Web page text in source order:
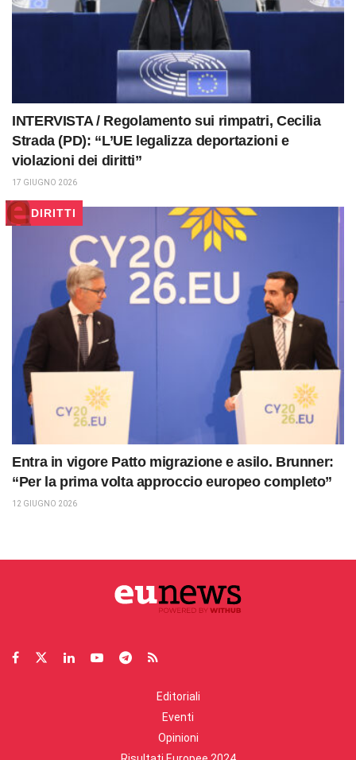
INTERVISTA / Regolamento sui rimpatri, Cecilia
Strada (PD): “L’UE legalizza deportazioni e
violazioni dei diritti”
17 GIUGNO 2026
DIRITTI
Entra in vigore Patto migrazione e asilo. Brunner:
“Per la prima volta approccio europeo completo”
12 GIUGNO 2026
Editoriali
Eventi
Opinioni